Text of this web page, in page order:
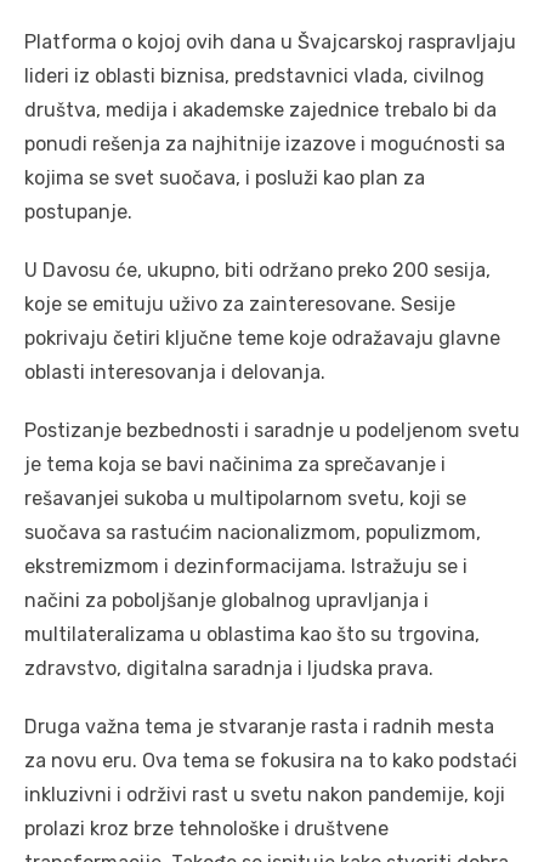
Platforma o kojoj ovih dana u Švajcarskoj raspravljaju
lideri iz oblasti biznisa, predstavnici vlada, civilnog
društva, medija i akademske zajednice trebalo bi da
ponudi rešenja za najhitnije izazove i mogućnosti sa
kojima se svet suočava, i posluži kao plan za
postupanje.
U Davosu će, ukupno, biti održano preko 200 sesija,
koje se emituju uživo za zainteresovane. Sesije
pokrivaju četiri ključne teme koje odražavaju glavne
oblasti interesovanja i delovanja.
Postizanje bezbednosti i saradnje u podeljenom svetu
je tema koja se bavi načinima za sprečavanje i
rešavanjei sukoba u multipolarnom svetu, koji se
suočava sa rastućim nacionalizmom, populizmom,
ekstremizmom i dezinformacijama. Istražuju se i
načini za poboljšanje globalnog upravljanja i
multilateralizama u oblastima kao što su trgovina,
zdravstvo, digitalna saradnja i ljudska prava.
Druga važna tema je stvaranje rasta i radnih mesta
za novu eru. Ova tema se fokusira na to kako podstaći
inkluzivni i održivi rast u svetu nakon pandemije, koji
prolazi kroz brze tehnološke i društvene